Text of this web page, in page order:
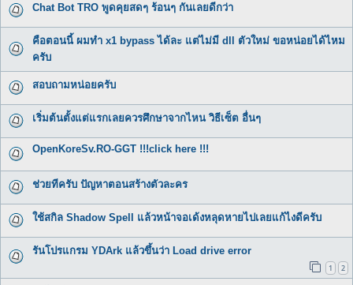
Chat Bot TRO พูดคุยสดๆ ร้อนๆ กันเลยดีกว่า
คือตอนนี้ ผมทำ x1 bypass ได้ละ แต่ไม่มี dll ตัวใหม่ ขอหน่อยได้ไหม
ครับ
สอบถามหน่อยครับ
เริ่มต้นตั้งแต่แรกเลยควรศึกษาจากไหน วิธีเซ็ต อื่นๆ
OpenKoreSv.RO-GGT !!!click here !!!
ช่วยทีครับ ปัญหาตอนสร้างตัวละคร
ใช้สกิล Shadow Spell แล้วหน้าจอเด้งหลุดหายไปเลยแก้ไงดีครับ
รันโปรแกรม YDArk แล้วขึ้นว่า Load drive error
1 2